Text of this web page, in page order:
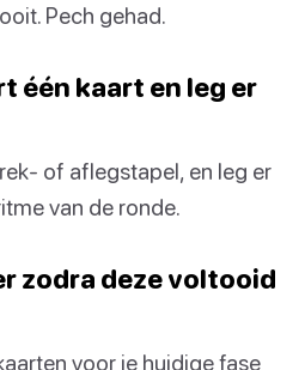
Pech gehad.
één kaart en leg er
of aflegstapel, en leg er
van de ronde.
zodra deze voltooid
voor je huidige fase